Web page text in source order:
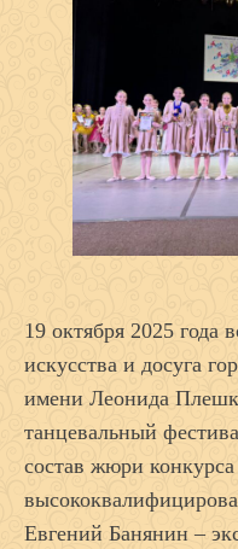
19 октября 2025 года
искусства и досуга
имени Леонида
танцевальный
состав жюри
Евгений Банянин –